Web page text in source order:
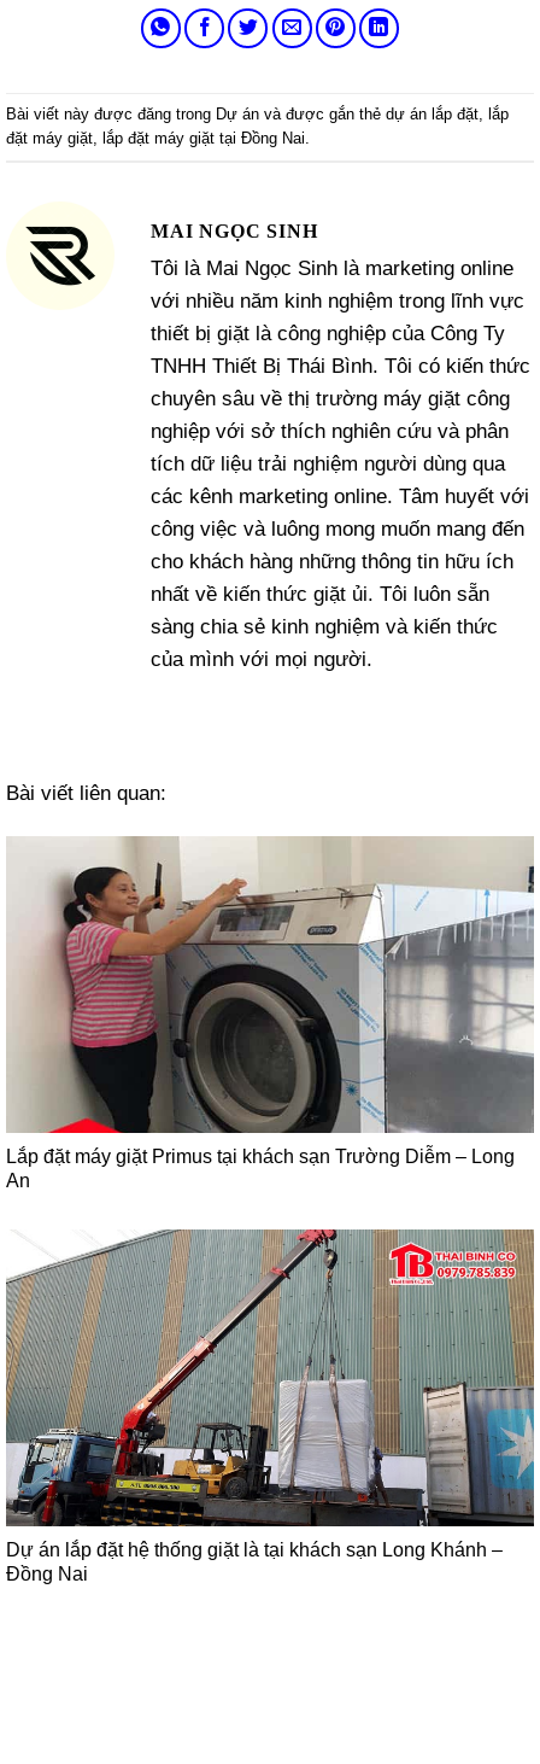
Bài viết này được đăng trong Dự án và được gắn thẻ dự án lắp đặt
lắp
đặt máy giặt
lắp đặt máy giặt tại Đồng Nai
MAI NGỌC SINH
Tôi là Mai Ngọc Sinh là marketing online
với nhiều năm kinh nghiệm trong lĩnh vực
thiết bị giặt là công nghiệp của Công Ty
TNHH Thiết Bị Thái Bình. Tôi có kiến thức
chuyên sâu về thị trường máy giặt công
nghiệp với sở thích nghiên cứu và phân
tích dữ liệu trải nghiệm người dùng qua
các kênh marketing online. Tâm huyết với
công việc và luông mong muốn mang đến
cho khách hàng những thông tin hữu ích
nhất về kiến thức giặt ủi. Tôi luôn sẵn
sàng chia sẻ kinh nghiệm và kiến thức
của mình với mọi người.
Bài viết liên quan:
Lắp đặt máy giặt Primus tại khách sạn Trường Diễm – Long
An
Dự án lắp đặt hệ thống giặt là tại khách sạn Long Khánh –
Đồng Nai